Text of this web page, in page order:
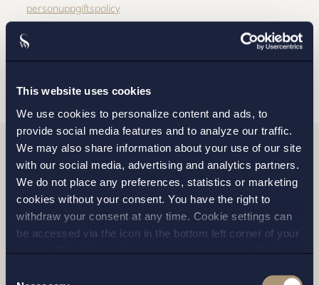
This website uses cookies
We use cookies to personalize content and ads, to
provide social media features and to analyze our traffic.
We may also share information about your use of our site
with our social media, advertising and analytics partners.
We do not place any preferences, statistics or marketing
cookies without your consent. You have the right to
withdraw your consent at any time. Cookie settings can
be accessed via the icon in the bottom left corner of your
screen. Should you choose to not consent we will only
personuppgiftspolicy
SKICKA
Relaterade nyheter